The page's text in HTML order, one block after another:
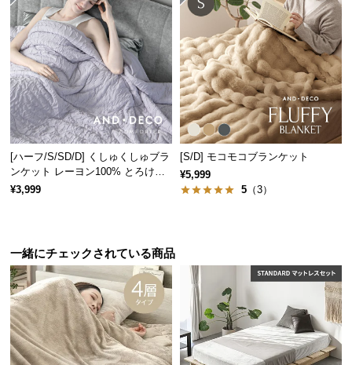
返
品・
キ
ャ
ン
セ
ル
に
つ
い
て
証
に
つ
い
て
会
[ハーフ/S/SD/D] くしゅくしゅブラ
ンケット レーヨン100% とろける
肌触り
¥3,999
[S/D] モコモコブランケット
¥5,999
5 （3）
一緒にチェックされている商品